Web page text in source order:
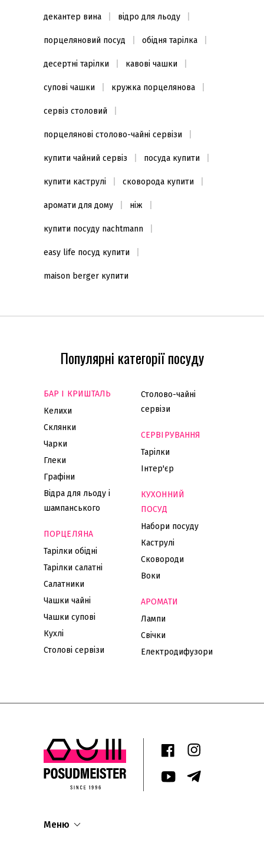
декантер вина відро для льоду
порцеляновий посуд обідня тарілка
десертні тарілки кавові чашки
супові чашки кружка порцелянова
сервіз столовий
порцелянові столово-чайні сервізи
купити чайний сервіз посуда купити
купити каструлі сковорода купити
аромати для дому ніж
купити посуду nachtmann
easy life посуд купити
maison berger купити
Популярні категорії посуду
БАР І КРИШТАЛЬ
Келихи
Склянки
Чарки
Глеки
Графіни
Відра для льоду і
шампанського
ПОРЦЕЛЯНА
Тарілки обідні
Тарілки салатні
Салатники
Чашки чайні
Чашки супові
Кухлі
Столові сервізи
Столово-чайні
сервізи
СЕРВІРУВАННЯ
Тарілки
Інтер'єр
КУХОННИЙ
ПОСУД
Набори посуду
Каструлі
Сковороди
Воки
АРОМАТИ
Лампи
Свічки
Електродифузори
Меню